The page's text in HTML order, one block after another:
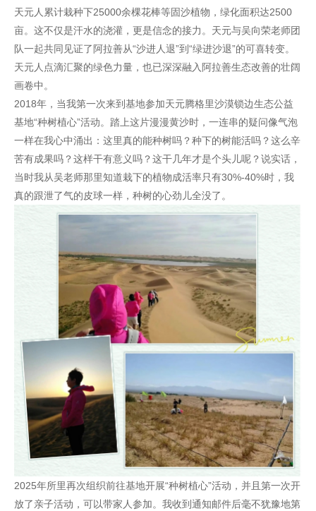
天元人累计栽种下25000余棵花棒等固沙植物，绿化面积达2500
亩。这不仅是汗水的浇灌，更是信念的接力。天元与吴向荣老师团
队一起共同见证了阿拉善从“沙进人退”到“绿进沙退”的可喜转变。
天元人点滴汇聚的绿色力量，也已深深融入阿拉善生态改善的壮阔
画卷中。
2018年，当我第一次来到基地参加天元腾格里沙漠锁边生态公益
基地“种树植心”活动。踏上这片漫漫黄沙时，一连串的疑问像气泡
一样在我心中涌出：这里真的能种树吗？种下的树能活吗？这么辛
苦有成果吗？这样干有意义吗？这干几年才是个头儿呢？说实话，
当时我从吴老师那里知道栽下的植物成活率只有30%-40%时，我
真的跟泄了气的皮球一样，种树的心劲儿全没了。
2025年所里再次组织前往基地开展“种树植心”活动，并且第一次开
放了亲子活动，可以带家人参加。我收到通知邮件后毫不犹豫地第